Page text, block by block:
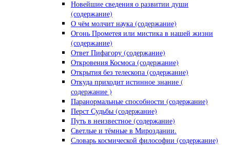
Новейшие сведения о развитии души
(содержание)
О чём молчит наука (содержание)
Огонь Прометея или мистика в нашей жизни
(содержание)
Ответ Пифагору (содержание)
Откровения Космоса (содержание)
Открытия без телескопа (содержание)
Откуда приходит истинное знание (
содержание )
Паранормальные способности (содержание)
Перст Судьбы (содержание)
Путь в неизвестное (содержание)
Светлые и тёмные в Мироздании.
Словарь космической философии (содержание)